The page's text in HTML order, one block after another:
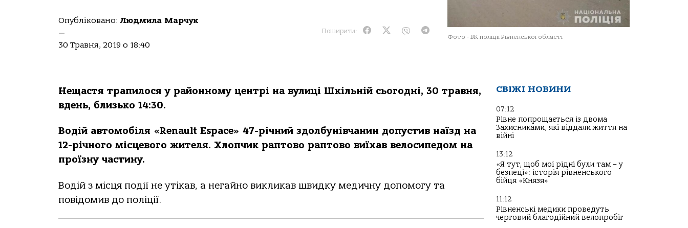
Опубліковано: Людмила Марчук
—
30 Травня, 2019 о 18:40
Поширити:
Фото - ВК поліції Рівненської області
Нещастя трапилося у районному центрі на вулиці Шкільній сьогодні, 30 травня,
вдень, близько 14:30.
Водій автомобіля «Renault Espace» 47-річний здолбунівчанин допустив наїзд на
12-річного місцевого жителя. Хлопчик раптово раптово виїхав велосипедом на
проїзну частину.
Водій з місця події не утікав, а негайно викликав швидку медичну допомогу та
повідомив до поліції.
СВІЖІ НОВИНИ
07:12
Рівне попрощається із двома
Захисниками, які віддали життя на
війні
13:12
«Я тут, щоб мої рідні були там – у
безпеці»: історія рівненського
бійця «Князя»
11:12
Рівненські медики проведуть
черговий благодійний велопробіг